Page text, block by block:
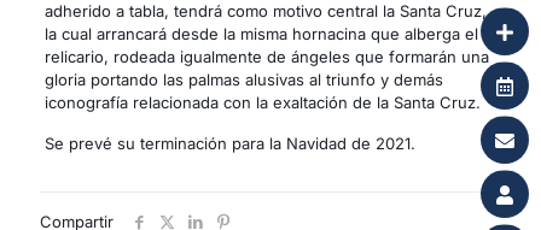
adherido a tabla, tendrá como motivo central la Santa Cruz,
la cual arrancará desde la misma hornacina que alberga el
relicario, rodeada igualmente de ángeles que formarán una
gloria portando las palmas alusivas al triunfo y demás
iconografía relacionada con la exaltación de la Santa Cruz.
Se prevé su terminación para la Navidad de 2021.
Compartir